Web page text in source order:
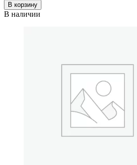
В корзину
В наличии